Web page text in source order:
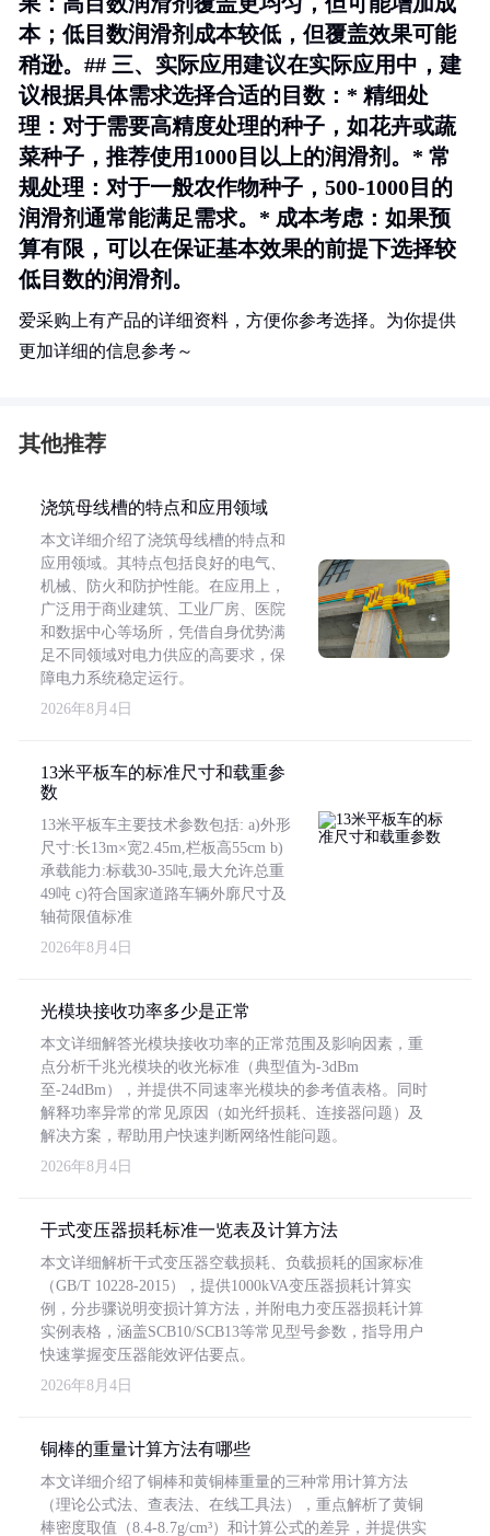
本；低目数润滑剂成本较低，但覆盖效果可能
稍逊。## 三、实际应用建议在实际应用中，建
议根据具体需求选择合适的目数：* 精细处
理 ：对于需要高精度处理的种子，如花卉或蔬
菜种子，推荐使用1000目以上的润滑剂。* 常
规处理 ：对于一般农作物种子，500-1000目的
润滑剂通常能满足需求。* 成本考虑：如果预
算有限，可以在保证基本效果的前提下选择较
低目数的润滑剂。
爱采购上有产品的详细资料，方便你参考选择。为你提供
更加详细的信息参考～
其他推荐
浇筑母线槽的特点和应用领域
本文详细介绍了浇筑母线槽的特点和
应用领域。其特点包括良好的电气、
机械、防火和防护性能。在应用上，
广泛用于商业建筑、工业厂房、医院
和数据中心等场所，凭借自身优势满
足不同领域对电力供应的高要求，保
障电力系统稳定运行。
2026年8月4日
13米平板车的标准尺寸和载重参
数
13米平板车主要技术参数包括: a)外形
尺寸:长13m×宽2.45m,栏板高55cm b)
承载能力:标载30-35吨,最大允许总重
49吨 c)符合国家道路车辆外廓尺寸及
轴荷限值标准
2026年8月4日
光模块接收功率多少是正常
本文详细解答光模块接收功率的正常范围及影响因素，重
点分析千兆光模块的收光标准（典型值为-3dBm
至-24dBm），并提供不同速率光模块的参考值表格。同时
解释功率异常的常见原因（如光纤损耗、连接器问题）及
解决方案，帮助用户快速判断网络性能问题。
2026年8月4日
干式变压器损耗标准一览表及计算方法
本文详细解析干式变压器空载损耗、负载损耗的国家标准
（GB/T 10228-2015），提供1000kVA变压器损耗计算实
例，分步骤说明变损计算方法，并附电力变压器损耗计算
实例表格，涵盖SCB10/SCB13等常见型号参数，指导用户
快速掌握变压器能效评估要点。
2026年8月4日
铜棒的重量计算方法有哪些
本文详细介绍了铜棒和黄铜棒重量的三种常用计算方法
（理论公式法、查表法、在线工具法），重点解析了黄铜
棒密度取值（8.4-8.7g/cm³）和计算公式的差异，并提供实